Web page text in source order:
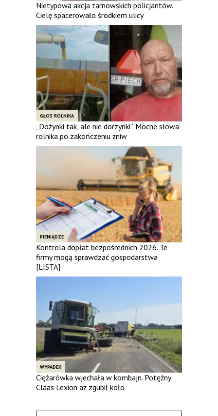
Nietypowa akcja tarnowskich policjantów.
Cielę spacerowało środkiem ulicy
GŁOS ROLNIKA
„Dożynki tak, ale nie dorzynki”. Mocne słowa
rolnika po zakończeniu żniw
PIENIĄDZE
Kontrola dopłat bezpośrednich 2026. Te
firmy mogą sprawdzać gospodarstwa
[LISTA]
WYPADEK
Ciężarówka wjechała w kombajn. Potężny
Claas Lexion aż zgubił koło